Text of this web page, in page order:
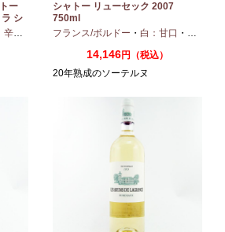
ー
シ
口 シャルドネ
シャトー リューセック 2007
750ml
フランス/ボルドー ・ 白：甘口 ・
14,146円（税込）
20年熟成のソーテルヌ